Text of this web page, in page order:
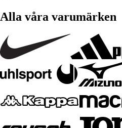
Alla våra varumärken